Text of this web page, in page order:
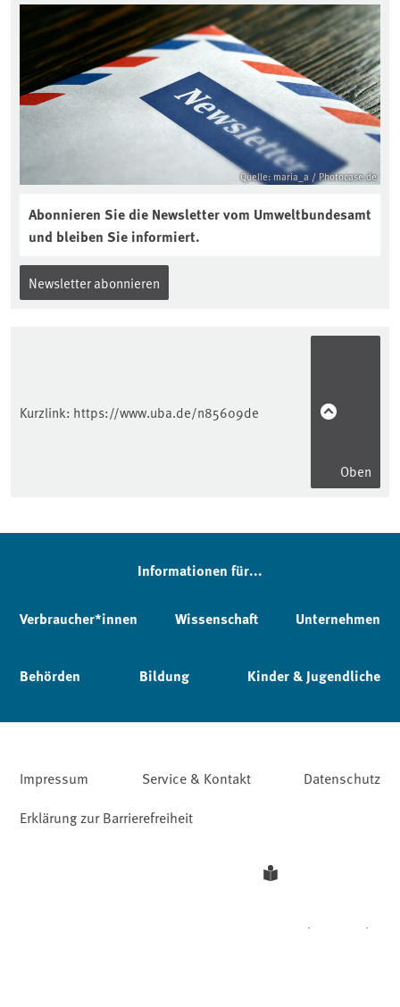
Quelle: maria_a / Photocase.de
Abonnieren Sie die Newsletter vom Umweltbundesamt
und bleiben Sie informiert.
Newsletter abonnieren
Kurzlink: https://www.uba.de/n85609de
Oben
Informationen für...
Verbraucher*innen Wissenschaft Unternehmen
Behörden Bildung Kinder & Jugendliche
Impressum Service & Kontakt
Datenschutz
Erklärung zur Barrierefreiheit
Leichte Sprache